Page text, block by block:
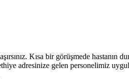
Kısa bir görüşmede hastanın
adresinize gelen personelimiz